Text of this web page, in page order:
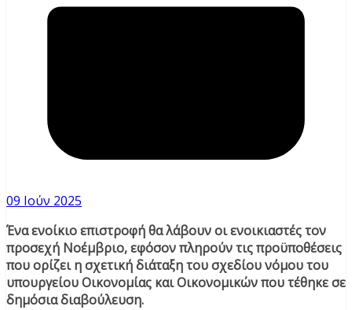
09 Ιούν 2025
Ένα ενοίκιο επιστροφή θα λάβουν οι ενοικιαστές τον
προσεχή Νοέμβριο, εφόσον πληρούν τις προϋποθέσεις
που ορίζει η σχετική διάταξη του σχεδίου νόμου του
υπουργείου Οικονομίας και Οικονομικών που τέθηκε σε
δημόσια διαβούλευση.